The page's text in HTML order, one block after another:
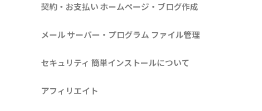
契約・お支払い ホームページ・ブログ作成
メールサーバー・プログラム ファイル管理
セキュリティ 簡単インストールについて
アフィリエイト